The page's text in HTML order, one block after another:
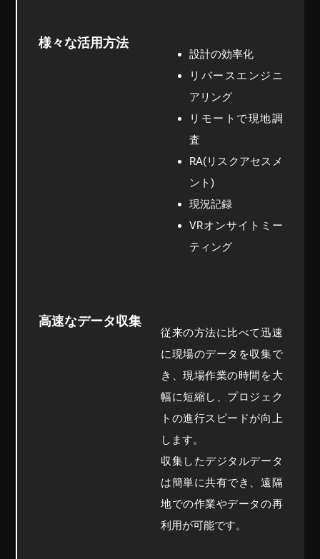
様々な活用方法
設計の効率化
リバースエンジニ
アリング
リモートで現地調
査
RA(リスクアセスメ
ント)
現況記録
VRオンサイトミー
ティング
高速なデータ収集
従来の方法に比べて迅速
に現場のデータを収集で
き、現場作業の時間を大
幅に短縮し、プロジェク
トの進行スピードが向上
します。
収集したデジタルデータ
は簡単に共有でき、遠隔
地での作業やデータの再
利用が可能です。